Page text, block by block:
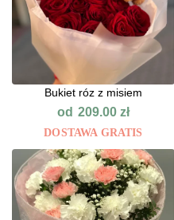
Bukiet róz z misiem
od 209.00 zł
DOSTAWA GRATIS